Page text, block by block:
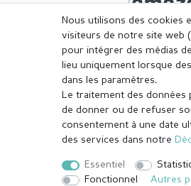
¹ Toutes les commandes
Nous utilisons des cookies
visiteurs de notre site web
pour intégrer des médias
lieu uniquement lorsque
dans les paramètres.
Le traitement des données
de donner ou de refuser
consentement à une date
des services dans notre
Essentiel
Fonctionnel
Autres